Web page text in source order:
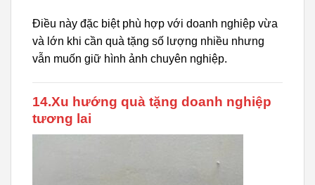
Điều này đặc biệt phù hợp với doanh nghiệp vừa
và lớn khi cần quà tặng số lượng nhiều nhưng
vẫn muốn giữ hình ảnh chuyên nghiệp.
14.Xu hướng quà tặng doanh nghiệp
tương lai